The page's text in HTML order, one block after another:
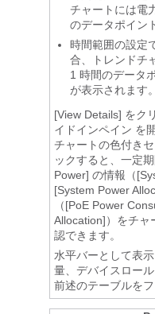
チャートには電
のデータポイン
時間範囲の設定
合、トレンドチ
1 時間のデータ
が表示されます。
[View Details] をク
イドインペイン を
チャートの色付き
ックすると、一定
Power] の情報（
[System Power
（[PoE Power
Allocation]）をチャ
認できます。
水平バーとして表
量、デバイスロー
前述のテーブルを